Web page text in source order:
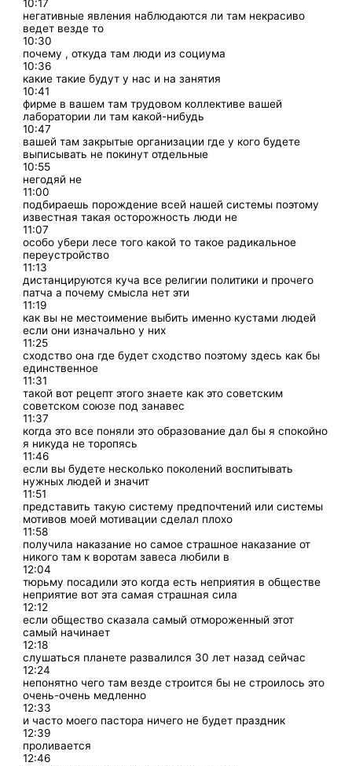
10:17
негативные явления наблюдаются ли там некрасиво
ведет везде то
10:30
почему , откуда там люди из социума
10:36
какие такие будут у нас и на занятия
10:41
фирме в вашем там трудовом коллективе вашей
лаборатории ли там какой-нибудь
10:47
вашей там закрытые организации где у кого будете
выписывать не покинут отдельные
10:55
негодяй не
11:00
подбираешь порождение всей нашей системы поэтому
известная такая осторожность люди не
11:07
особо убери лесе того какой то такое радикальное
переустройство
11:13
дистанцируются куча все религии политики и прочего
патча а почему смысла нет эти
11:19
как вы не местоимение выбить именно кустами людей
если они изначально у них
11:25
сходство она где будет сходство поэтому здесь как бы
единственное
11:31
такой вот рецепт этого знаете как это советским
советском союзе под занавес
11:37
когда это все поняли это образование дал бы я спокойно
я никуда не торопясь
11:46
если вы будете несколько поколений воспитывать
нужных людей и значит
11:51
представить такую систему предпочтений или системы
мотивов моей мотивации сделал плохо
11:58
получила наказание но самое страшное наказание от
никого там к воротам завеса любили в
12:04
тюрьму посадили это когда есть неприятия в обществе
неприятие вот эта самая страшная сила
12:12
если общество сказала самый отмороженный этот
самый начинает
12:18
слушаться планете развалился 30 лет назад сейчас
12:24
непонятно чего там везде строится бы не строилось это
очень-очень медленно
12:33
и часто моего пастора ничего не будет праздник
12:39
проливается
12:46